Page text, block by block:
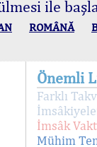
ile
ROMÂNĂ
Önemli
Farklı
İmsâk
Mühim